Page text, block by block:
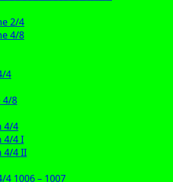
2/4
4/8
4
4/8
4/4
4/4 I
4/4 II
4 1006 – 1007